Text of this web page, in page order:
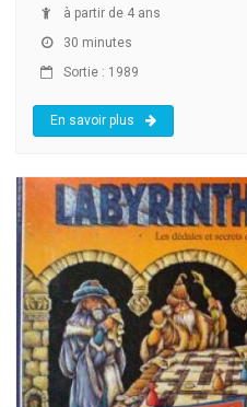
à partir de 4 ans
30 minutes
Sortie : 1989
En savoir plus